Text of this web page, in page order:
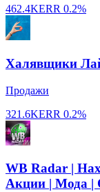
462.4KERR 0.2%
Халявщики
Продажи
321.6KERR 0.2%
WB Radar |
Акции | Мода |